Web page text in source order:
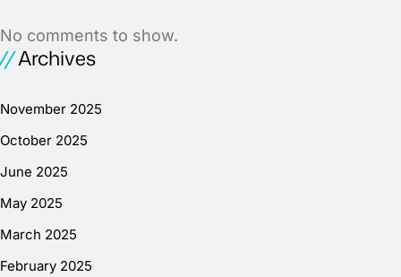
No comments to show.
Archives
November 2025
October 2025
June 2025
May 2025
March 2025
February 2025